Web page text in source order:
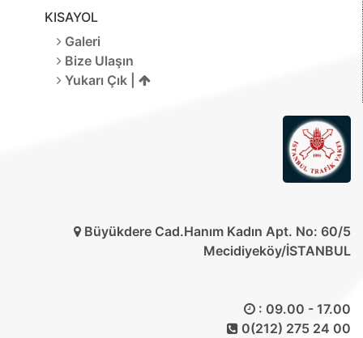
KISAYOL
Galeri
Bize Ulaşın
Yukarı Çık |
Büyükdere Cad.Hanım Kadın Apt. No: 60/5
Mecidiyeköy/İSTANBUL
: 09.00 - 17.00
0(212) 275 24 00